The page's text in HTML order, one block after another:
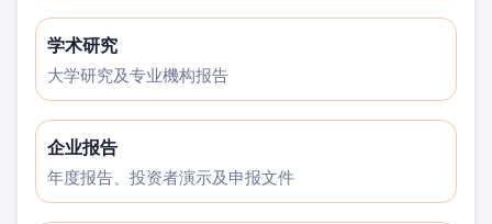
学术研究
大学研究及专业機构报告
企业报告
年度报告、投资者演示及申报文件